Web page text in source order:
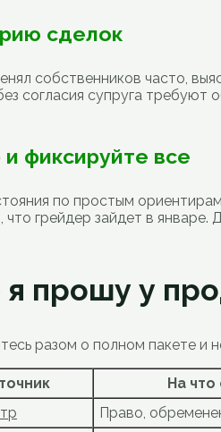
сделок
собственников часто,
согласия супруга
фиксируйте все
по простым
грейдер зайдет в
прошу у
разом о полном пакете и
На
Право,